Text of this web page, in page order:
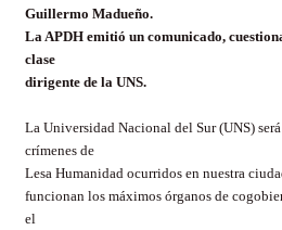
Guillermo Madueño.
La APDH emitió un comunicado,
clase
dirigente de la UNS.
La Universidad Nacional del Sur (UNS)
crímenes de
Lesa Humanidad ocurridos en nuestra
funcionan los máximos órganos de
el